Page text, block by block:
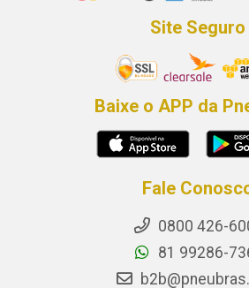
Site Seguro
Baixe o APP da
Fale
0800 426-
81 99286-